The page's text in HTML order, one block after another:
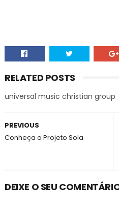
RELATED POSTS
universal music christian group
PREVIOUS
Conheça o Projeto Sola
DEIXE O SEU